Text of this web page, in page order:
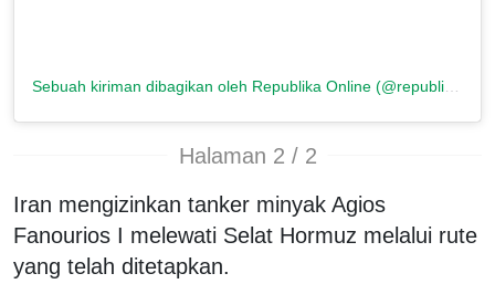
Sebuah kiriman dibagikan oleh Republika Online (@republikaonline)
Halaman 2 / 2
Iran mengizinkan tanker minyak Agios
Fanourios I melewati Selat Hormuz melalui rute
yang telah ditetapkan.